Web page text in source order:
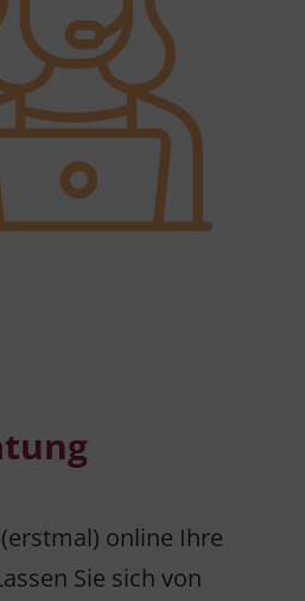
online Ihre
Sie sich von